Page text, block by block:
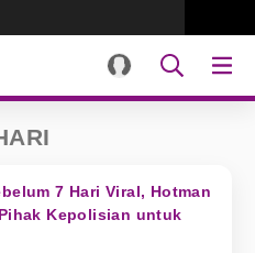
7 Hari Viral, Hotman
Kepolisian untuk